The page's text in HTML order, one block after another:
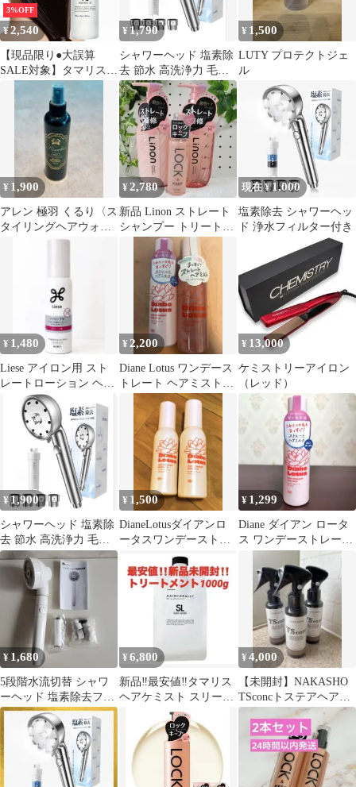
3%OFF
¥2,540
【現品限り●大誤算
SALE対象】タマリス
ヘアケミスト PL ヒー
トプレックスオイル
100ml ( tamaris 美容室
サロン専売品 美容院 ダ
メージ ケミカル施術 カ
ラー ブリーチ カール
ストレート )
¥ 1,790
シャワーヘッド 塩素除
去 節水 高洗浄力 毛穴
ケア 美肌 保湿 ミスト
取付簡単
¥ 1,500
LUTY プロテクトジェ
ル
¥ 1,900
アレン 極羽 くるり〈ス
タイリングヘアウォー
¥2,780
新品 Linon ストレート
シャンプー トリートメ
ント ヘアミスト 3点
現在 ¥1,000
塩素除去 シャワーヘッ
ド 浄水フィルター付き
¥ 1,480
Liese アイロン用 スト
レートローション ヘア
スタイリング
¥ 2,200
Diane Lotus ワンデース
トレート ヘアミスト＆
ヘアミルク
¥ 13,000
ケミストリーアイロン
（レッド）
¥ 1,900
シャワーヘッド 塩素除
去 節水 高洗浄力 毛穴
ケア 美肌 保湿 ミスト
取付簡単
¥ 1,500
DianeLotusダイアンロ
ータスワンデーストレ
ートヘアミルク100ml2
本
¥ 1,299
Diane ダイアン ロータ
ス ワンデーストレート
¥ 1,680
5段階水流切替 シャワ
ーヘッド 塩素除去フィ
ルター付
¥ 6,800
新品‼️最安値‼️タマリス
ヘアケミスト スリーク
キーパー トリートメン
ト1000g
¥4,000
【未開封】NAKASHO
TSconcトステアヘアミ
スト1本4000円から購入